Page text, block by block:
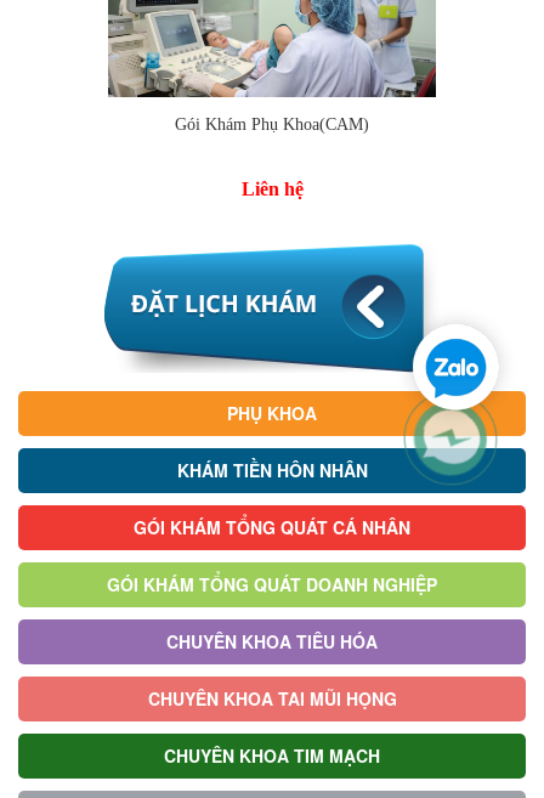
Gói Khám Phụ Khoa(CAM)
Liên hệ
PHỤ KHOA
KHÁM TIỀN HÔN NHÂN
GÓI KHÁM TỔNG QUÁT CÁ NHÂN
GÓI KHÁM TỔNG QUÁT DOANH NGHIỆP
CHUYÊN KHOA TIÊU HÓA
CHUYÊN KHOA TAI MŨI HỌNG
CHUYÊN KHOA TIM MẠCH